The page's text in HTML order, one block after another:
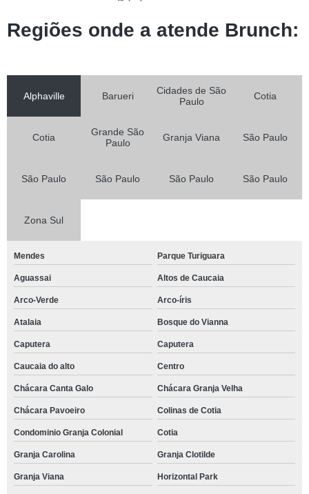
Regiões onde a atende Brunch:
Alphaville Barueri
Cidades de São
Paulo
Cotia
Cotia
Grande São
Paulo
Granja Viana São Paulo
São Paulo São Paulo São Paulo São Paulo
Zona Sul
Mendes Parque Turiguara
Aguassai Altos de Caucaia
Arco-Verde Arco-íris
Atalaia Bosque do Vianna
Caputera Caputera
Caucaia do alto Centro
Chácara Canta Galo Chácara Granja Velha
Chácara Pavoeiro Colinas de Cotia
Condominio Granja Colonial Cotia
Granja Carolina Granja Clotilde
Granja Viana Horizontal Park